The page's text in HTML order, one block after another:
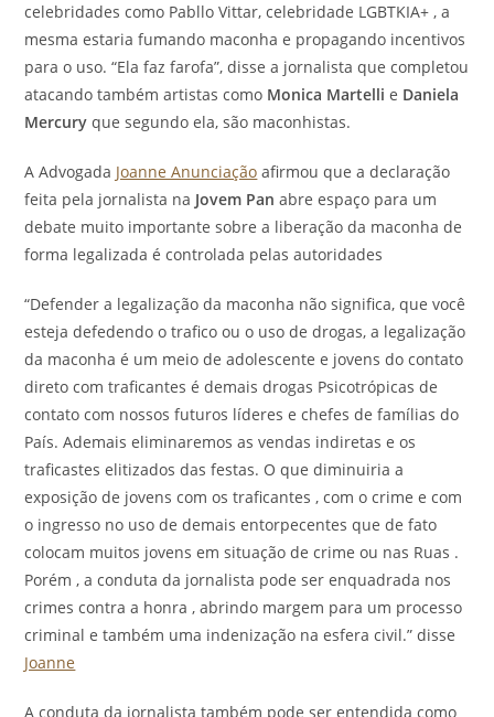
celebridades como Pabllo Vittar, celebridade LGBTKIA+ , a
mesma estaria fumando maconha e propagando incentivos
para o uso. “Ela faz farofa”, disse a jornalista que completou
atacando também artistas como Monica Martelli e Daniela
Mercury que segundo ela, são maconhistas.
A Advogada Joanne Anunciação afirmou que a declaração
feita pela jornalista na Jovem Pan abre espaço para um
debate muito importante sobre a liberação da maconha de
forma legalizada é controlada pelas autoridades
“Defender a legalização da maconha não significa, que você
esteja defedendo o trafico ou o uso de drogas, a legalização
da maconha é um meio de adolescente e jovens do contato
direto com traficantes é demais drogas Psicotrópicas de
contato com nossos futuros líderes e chefes de famílias do
País. Ademais eliminaremos as vendas indiretas e os
traficastes elitizados das festas. O que diminuiria a
exposição de jovens com os traficantes , com o crime e com
o ingresso no uso de demais entorpecentes que de fato
colocam muitos jovens em situação de crime ou nas Ruas .
Porém , a conduta da jornalista pode ser enquadrada nos
crimes contra a honra , abrindo margem para um processo
criminal e também uma indenização na esfera civil.” disse
Joanne
A conduta da jornalista também pode ser entendida como